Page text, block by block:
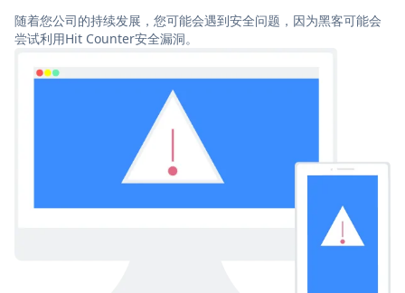
随着您公司的持续发展，您可能会遇到安全问题，因为黑客可能会
尝试利用Hit Counter安全漏洞。